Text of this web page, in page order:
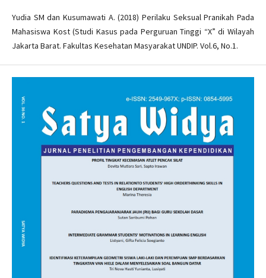
Yudia SM dan Kusumawati A. (2018) Perilaku Seksual Pranikah Pada
Mahasiswa Kost (Studi Kasus pada Perguruan Tinggi “X” di Wilayah
Jakarta Barat. Fakultas Kesehatan Masyarakat UNDIP. Vol.6, No.1.